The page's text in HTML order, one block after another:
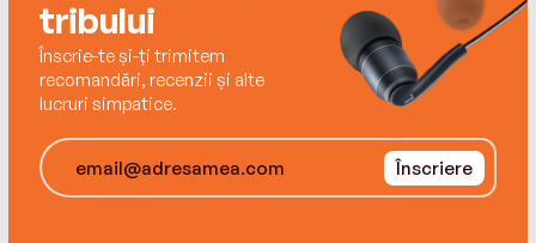
tribului
Înscrie-te și-ți trimitem
recomandări, recenzii și alte
lucruri simpatice.
Înscriere